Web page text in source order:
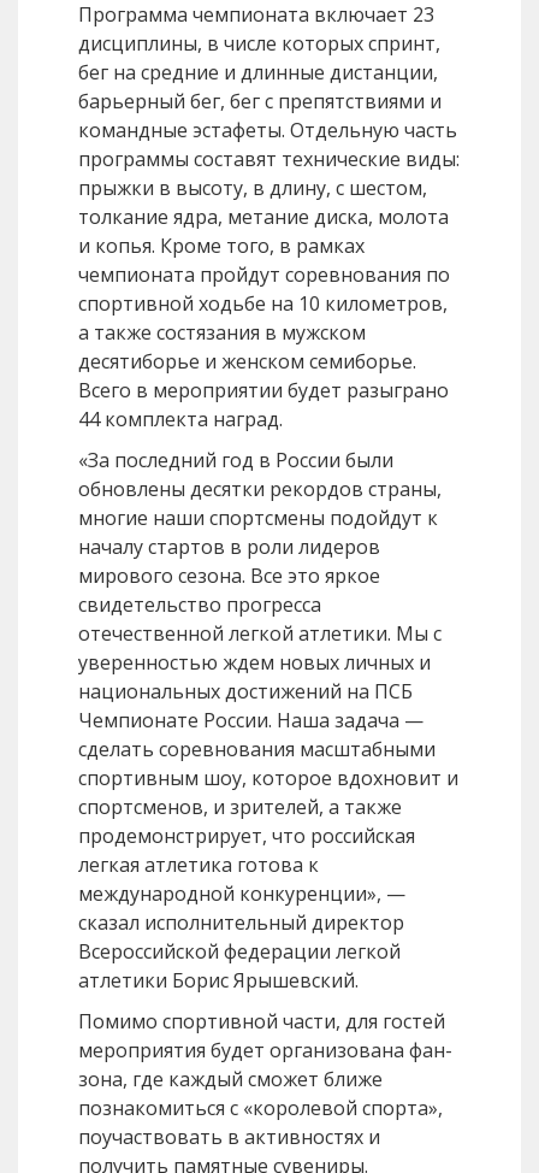
Программа чемпионата включает 23
дисциплины, в числе которых спринт,
бег на средние и длинные дистанции,
барьерный бег, бег с препятствиями и
командные эстафеты. Отдельную часть
программы составят технические виды:
прыжки в высоту, в длину, с шестом,
толкание ядра, метание диска, молота
и копья. Кроме того, в рамках
чемпионата пройдут соревнования по
спортивной ходьбе на 10 километров,
а также состязания в мужском
десятиборье и женском семиборье.
Всего в мероприятии будет разыграно
44 комплекта наград.
«За последний год в России были
обновлены десятки рекордов страны,
многие наши спортсмены подойдут к
началу стартов в роли лидеров
мирового сезона. Все это яркое
свидетельство прогресса
отечественной легкой атлетики. Мы с
уверенностью ждем новых личных и
национальных достижений на ПСБ
Чемпионате России. Наша задача —
сделать соревнования масштабными
спортивным шоу, которое вдохновит и
спортсменов, и зрителей, а также
продемонстрирует, что российская
легкая атлетика готова к
международной конкуренции», —
сказал исполнительный директор
Всероссийской федерации легкой
атлетики Борис Ярышевский.
Помимо спортивной части, для гостей
мероприятия будет организована фан-
зона, где каждый сможет ближе
познакомиться с «королевой спорта»,
поучаствовать в активностях и
получить памятные сувениры.